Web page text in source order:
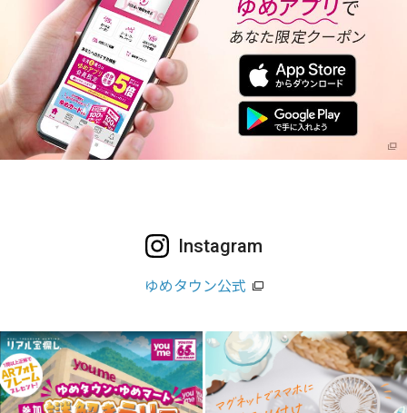
Instagram
ゆめタウン公式